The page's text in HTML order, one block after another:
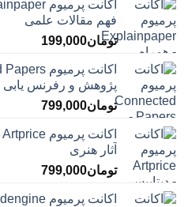
فهم مقالات علمی
تومان199,000
پژوهش و رفرنس یابی
تومان799,000
آثار هنری
تومان799,000